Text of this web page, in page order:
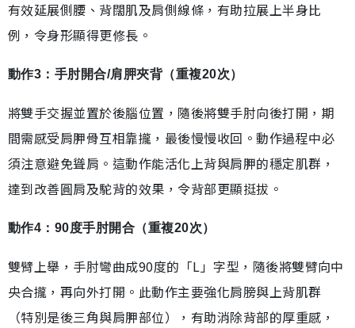
有效延展側腰、背闊肌及肩側線條，有助拉展上半身比
例，令身形顯得更修長。
動作3：手肘開合/肩胛夾背（重複20次）
將雙手交握並置於後腦位置，隨後將雙手肘向後打開，期
間需感受肩胛骨互相靠攏，最後慢慢收回。動作過程中必
須注意避免聳肩。這動作能活化上背與肩胛的穩定肌群，
達到改善圓肩及駝背的效果，令背部更顯挺拔。
動作4：90度手肘開合（重複20次）
雙臂上舉，手肘彎曲成90度的「L」字型，隨後將雙臂向中
央合攏，再向外打開。此動作主要強化肩膀與上背肌群
（特別是後三角與肩胛部位），有助消除背部的厚重感，